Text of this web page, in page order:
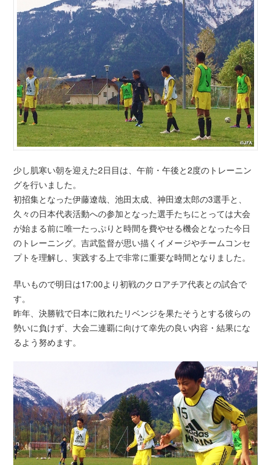
少し肌寒い朝を迎えた2日目は、午前・午後と2度のトレーニン
グを行いました。
初招集となった伊藤遼哉、池田太成、神田遼太郎の3選手と、
久々の日本代表活動への参加となった選手たちにとっては大会
が始まる前に唯一たっぷりと時間を費やせる機会となった今日
のトレーニング。吉武監督が思い描くイメージやチームコンセ
プトを理解し、実践する上で非常に重要な時間となりました。
早いもので明日は17:00より初戦のクロアチア代表との試合で
す。
昨年、決勝戦で日本に敗れたリベンジを果たそうとする彼らの
勢いに負けず、大会二連覇に向けて幸先の良い内容・結果にな
るよう努めます。